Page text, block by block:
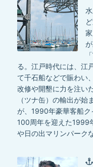
る。江戸時代には、江
て千石船などで賑わい
改修や開墾に力を注い
（ツナ缶）の輸出が
が、1990年豪華客船
100周年を迎えた1999
や日の出マリンパーク